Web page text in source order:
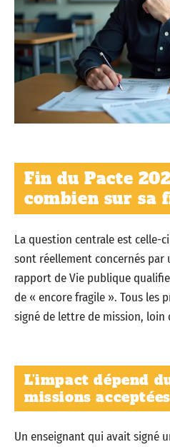
Fin du Pacte
combien sur sa
La question centrale est celle-
sont réellement concernés par
rapport de Vie publique
de « encore fragile ». Tous les
signé de lettre de mission, loin
L’impact dépend
missions acceptées
Un enseignant qui avait signé